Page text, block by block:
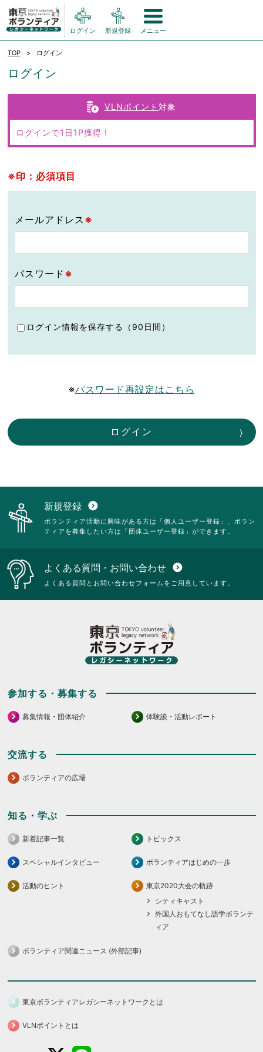
ログイン 新規登録 メニュー
TOP ログイン
ログイン
VLNポイント 対象
ログインで1日1P獲得！
※印：必須項目
メールアドレス ※
パスワード ※
ログイン情報を保存する（90日間）
※パスワード再設定はこちら
ログイン
新規登録 expand_circle_down
ボランティア活動に興味がある方は「個人ユーザー登録」、ボラン
ティアを募集したい方は「団体ユーザー登録」ができます。
よくある質問・お問い合わせ expand_circle_down
よくある質問とお問い合わせフォームをご用意しています。
参加する・募集する
募集情報・団体紹介 体験談・活動レポート
交流する
ボランティアの広場
知る・学ぶ
新着記事一覧 トピックス
スペシャルインタビュー ボランティアはじめの一歩
活動のヒント
東京2020大会の軌跡
シティキャスト
外国人おもてなし語学ボランテ
ィア
ボランティア関連ニュース (外部記事)
東京ボランティアレガシーネットワークとは
VLNポイントとは